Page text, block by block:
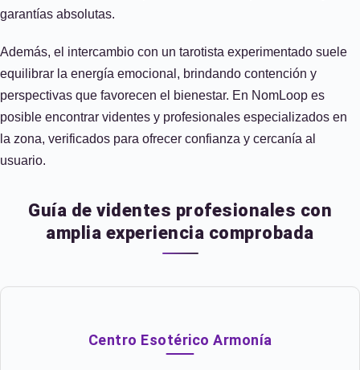
garantías absolutas.
Además, el intercambio con un tarotista experimentado suele
equilibrar la energía emocional, brindando contención y
perspectivas que favorecen el bienestar. En NomLoop es
posible encontrar videntes y profesionales especializados en
la zona, verificados para ofrecer confianza y cercanía al
usuario.
Guía de videntes profesionales con
amplia experiencia comprobada
Centro Esotérico Armonía